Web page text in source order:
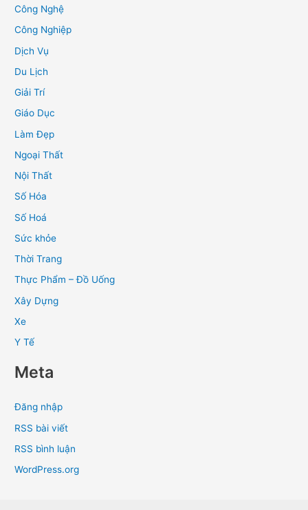
Công Nghệ
Công Nghiệp
Dịch Vụ
Du Lịch
Giải Trí
Giáo Dục
Làm Đẹp
Ngoại Thất
Nội Thất
Số Hóa
Số Hoá
Sức khỏe
Thời Trang
Thực Phẩm – Đồ Uống
Xây Dựng
Xe
Y Tế
Meta
Đăng nhập
RSS bài viết
RSS bình luận
WordPress.org